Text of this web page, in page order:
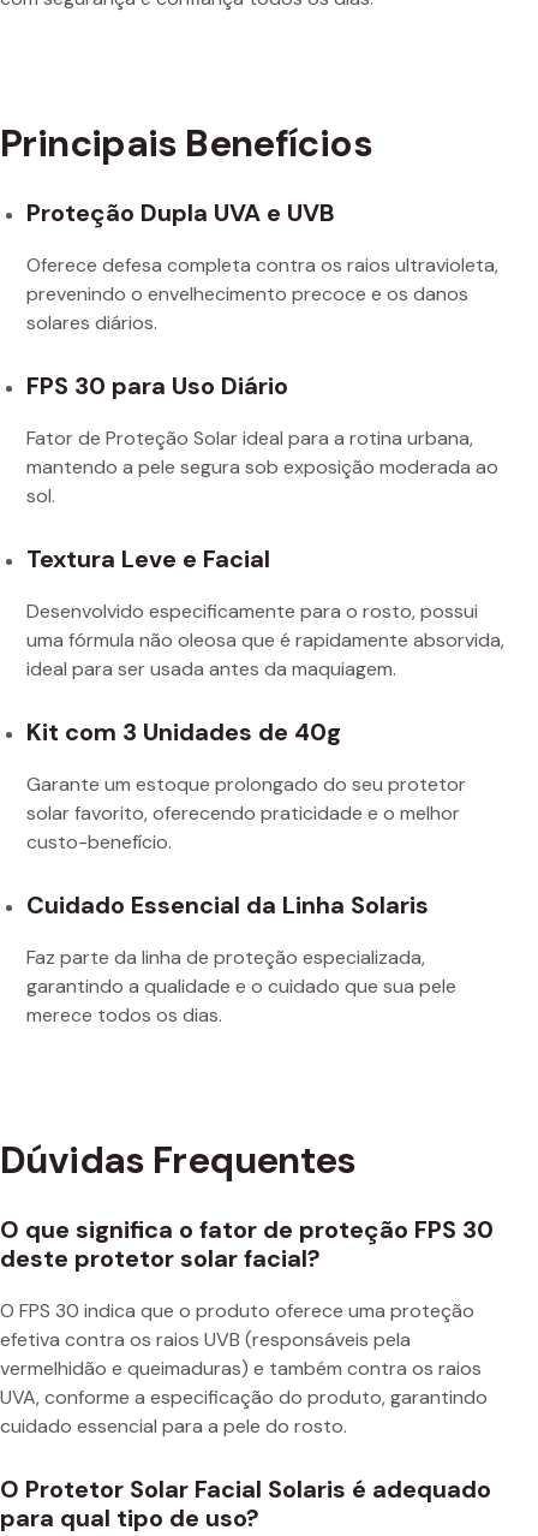
Principais Benefícios
Proteção Dupla UVA e UVB
Oferece defesa completa contra os raios ultravioleta,
prevenindo o envelhecimento precoce e os danos
solares diários.
FPS 30 para Uso Diário
Fator de Proteção Solar ideal para a rotina urbana,
mantendo a pele segura sob exposição moderada ao
sol.
Textura Leve e Facial
Desenvolvido especificamente para o rosto, possui
uma fórmula não oleosa que é rapidamente absorvida,
ideal para ser usada antes da maquiagem.
Kit com 3 Unidades de 40g
Garante um estoque prolongado do seu protetor
solar favorito, oferecendo praticidade e o melhor
custo-benefício.
Cuidado Essencial da Linha Solaris
Faz parte da linha de proteção especializada,
garantindo a qualidade e o cuidado que sua pele
merece todos os dias.
Dúvidas Frequentes
O que significa o fator de proteção FPS 30
deste protetor solar facial?
O FPS 30 indica que o produto oferece uma proteção
efetiva contra os raios UVB (responsáveis pela
vermelhidão e queimaduras) e também contra os raios
UVA, conforme a especificação do produto, garantindo
cuidado essencial para a pele do rosto.
O Protetor Solar Facial Solaris é adequado
para qual tipo de uso?